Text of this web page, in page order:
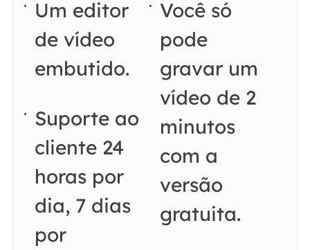
Um editor
de vídeo
embutido.
Suporte ao
cliente 24
horas por
dia, 7 dias
por
Você só
pode
gravar um
vídeo de 2
minutos
com a
versão
gratuita.